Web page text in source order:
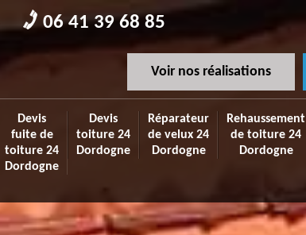
06 41 39 68 85
Voir nos réalisations
Devis
fuite de
toiture 24
Dordogne
Devis
toiture 24
Dordogne
Réparateur
de velux 24
Dordogne
Rehaussement
de toiture 24
Dordogne